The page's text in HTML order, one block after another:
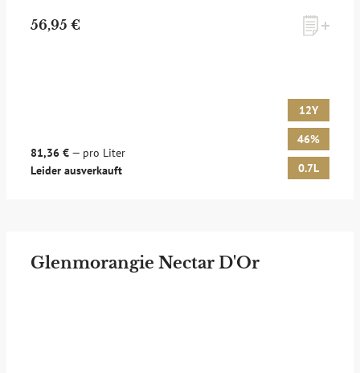
56,95 €
81,36 € — pro Liter
Leider ausverkauft
12Y
46%
0.7L
Glenmorangie Nectar D'Or